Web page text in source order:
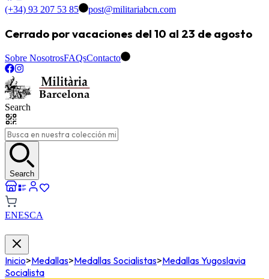
(+34) 93 207 53 85 post@militariabcn.com
Cerrado por vacaciones del 10 al 23 de agosto
Sobre NosotrosFAQsContacto
Search
Search
ENESCA
Inicio>Medallas>Medallas Socialistas>Medallas Yugoslavia
Socialista